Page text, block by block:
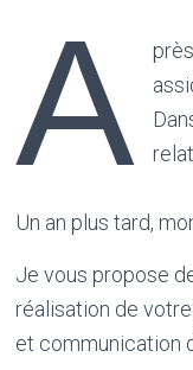
A
Un an plus tard,
Je vous propose
réalisation de
et communication